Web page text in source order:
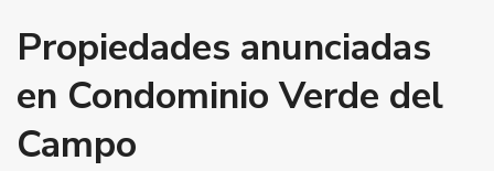
Propiedades anunciadas
en Condominio Verde del
Campo